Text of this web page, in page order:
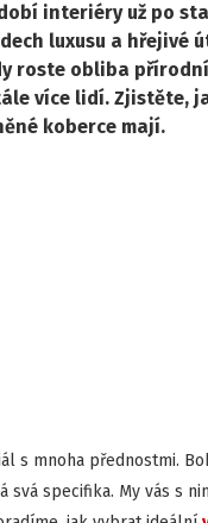
interiéry už po
luxusu a hřejivé
roste obliba
více lidí. Zjistěte,
koberce mají.
s mnoha přednostmi.
svá specifika. My vás s